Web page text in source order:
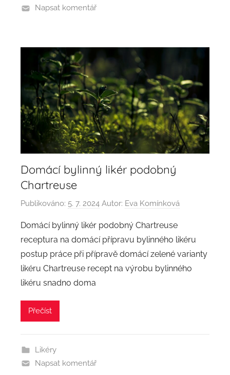
Napsat komentář
Domácí bylinný likér podobný
Chartreuse
Publikováno: 5. 7. 2024 Autor: Eva Komínková
Domácí bylinný likér podobný Chartreuse
receptura na domácí přípravu bylinného likéru
postup práce při přípravě domácí zelené varianty
likéru Chartreuse recept na výrobu bylinného
likéru snadno doma
Přečíst
Likéry
Napsat komentář